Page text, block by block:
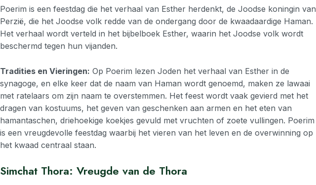
Poerim is een feestdag die het verhaal van Esther herdenkt, de Joodse koningin van
Perzië, die het Joodse volk redde van de ondergang door de kwaadaardige Haman.
Het verhaal wordt verteld in het bijbelboek Esther, waarin het Joodse volk wordt
beschermd tegen hun vijanden.
Tradities en Vieringen: Op Poerim lezen Joden het verhaal van Esther in de
synagoge, en elke keer dat de naam van Haman wordt genoemd, maken ze lawaai
met ratelaars om zijn naam te overstemmen. Het feest wordt vaak gevierd met het
dragen van kostuums, het geven van geschenken aan armen en het eten van
hamantaschen, driehoekige koekjes gevuld met vruchten of zoete vullingen. Poerim
is een vreugdevolle feestdag waarbij het vieren van het leven en de overwinning op
het kwaad centraal staan.
Simchat Thora: Vreugde van de Thora